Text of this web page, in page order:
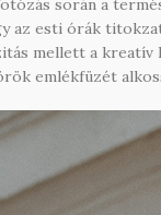
során a
az esti órák
mellett a
emlékfüzét